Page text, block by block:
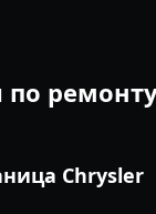
по
Chrysler